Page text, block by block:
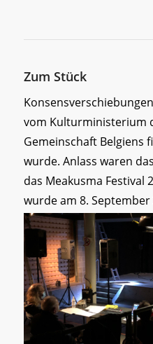
Zum Stück
vom Kulturministerium
Gemeinschaft Belgiens
wurde. Anlass waren
das Meakusma Festival
wurde am 8.